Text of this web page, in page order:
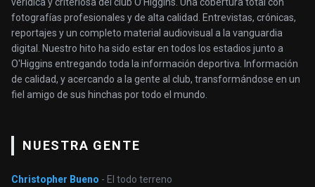
fotografías profesionales y de alta calidad. Entrevistas, crónicas,
reportajes y un completo material audiovisual a la vanguardia
digital. Nuestro hito ha sido estar en todos los estadios junto a
O'Higgins entregando toda la información deportiva. Información
de calidad, y acercando a la gente al club, transformándose en un
fiel amigo de sus hinchas por todo el mundo.
NUESTRA GENTE
Christopher Bueno - El todo terreno